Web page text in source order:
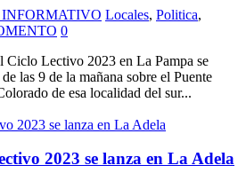
Locales, Politica,
0
Lectivo 2023 en La Pampa se
las 9 de la mañana sobre el Puente
de esa localidad del sur...
2023 se lanza en La Adela